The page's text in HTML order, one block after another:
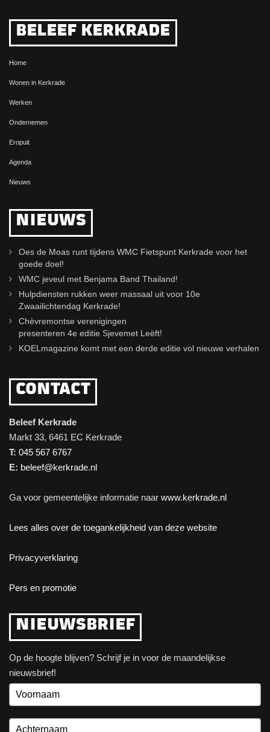
BELEEF KERKRADE
Home
Wonen in Kerkrade
Werken
Ondernemen
Eropuit
Agenda
Nieuws
NIEUWS
Oes de Moas runt tijdens WMC Fietspunt Kerkrade voor het
goede doel!
WMC jeveul met Benjama Band Thailand!
Hulpdiensten rukken weer massaal uit voor 10e
Zwaailichtendag Kerkrade!
Chèvremontse verenigingen
presenteren 4e editie Sjevemet Leëft!
KOELmagazine komt met een derde editie vol nieuwe verhalen
CONTACT
Beleef Kerkrade
Markt 33, 6461 EC Kerkrade
T: 045 567 6767
E: beleef@kerkrade.nl
Ga voor gemeentelijke informatie naar www.kerkrade.nl
Lees alles over de toegankelijkheid van deze website
Privacyverklaring
Pers en promotie
NIEUWSBRIEF
Op de hoogte blijven? Schrijf je in voor de maandelijkse
nieuwsbrief!